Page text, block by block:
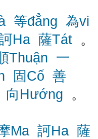
等đẳng 為vi
Ha 薩Tát 。
Thuận
一
固Cố 善
向Hướng 。
Ma 訶Ha 薩